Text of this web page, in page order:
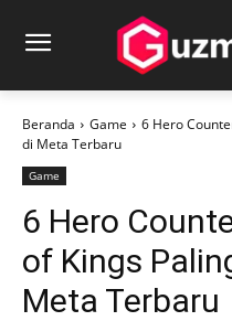
Beranda Game
6 Hero
di Meta Terbaru
Game
6 Hero
of Kings
Meta Terbaru